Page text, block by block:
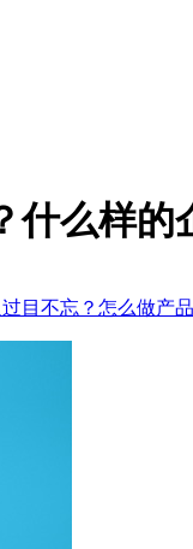
么样的
目不忘？怎么做产